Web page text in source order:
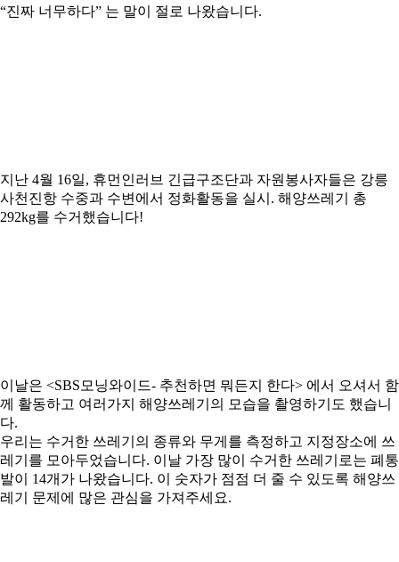
“진짜 너무하다” 는 말이 절로 나왔습니다.
지난 4월 16일, 휴먼인러브 긴급구조단과 자원봉사자들은 강릉
사천진항 수중과 수변에서 정화활동을 실시. 해양쓰레기 총
292kg를 수거했습니다!
이날은 <SBS모닝와이드- 추천하면 뭐든지 한다> 에서 오셔서 함
께 활동하고 여러가지 해양쓰레기의 모습을 촬영하기도 했습니
다.
우리는 수거한 쓰레기의 종류와 무게를 측정하고 지정장소에 쓰
레기를 모아두었습니다. 이날 가장 많이 수거한 쓰레기로는 폐통
발이 14개가 나왔습니다. 이 숫자가 점점 더 줄 수 있도록 해양쓰
레기 문제에 많은 관심을 가져주세요.